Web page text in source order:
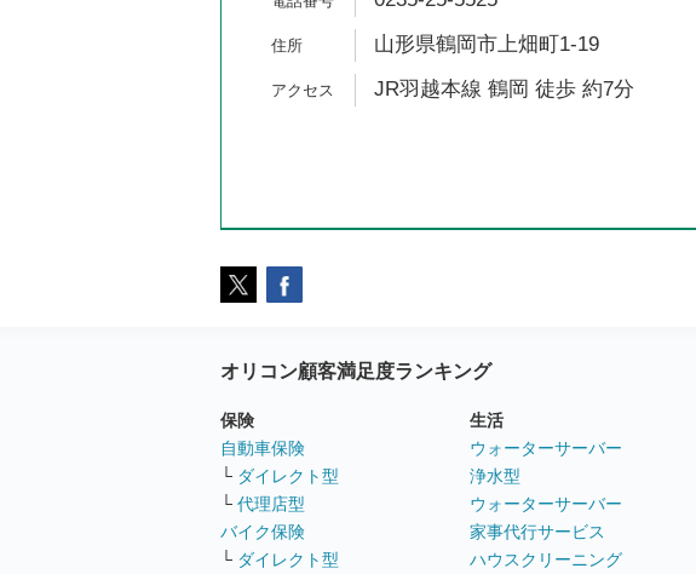
山形県鶴岡市上畑町1-19
JR羽越本線 鶴岡 徒歩 約7分
オリコン顧客満足度ランキング
保険
自動車保険
└ ダイレクト型
└ 代理店型
バイク保険
└ ダイレクト型
生活
ウォーターサーバー
浄水型
ウォーターサーバー
家事代行サービス
ハウスクリーニング